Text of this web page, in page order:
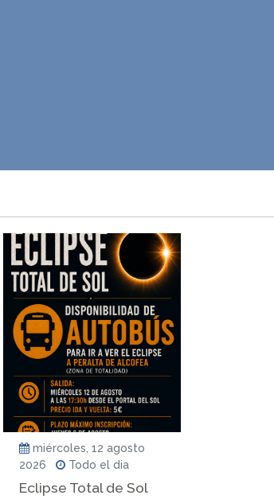
miércoles, 12 agosto
2026
Todo el dia
Eclipse Total de Sol